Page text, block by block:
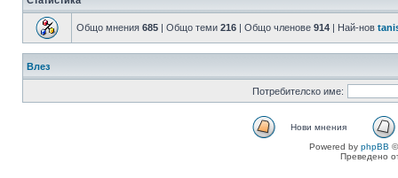
Общо мнения 685 | Общо теми 216 | Общо членове 914 | Най-нов
Влез
Потребителско име:
Нови мнения
Powered by phpBB
Преведено